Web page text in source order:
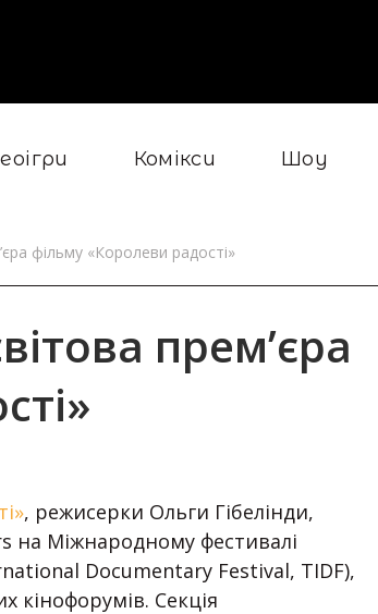
Комікси Шоу
фільму «Королеви радості»
прем’єра
, режисерки Ольги Гібелінди,
на Міжнародному фестивалі
Documentary Festival, TIDF),
кінофорумів. Секція